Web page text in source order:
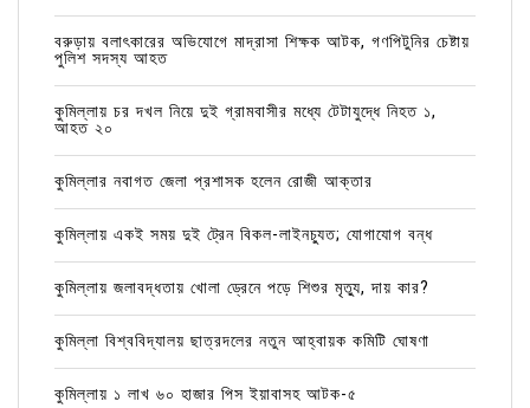
বরুড়ায় বলাৎকারের অভিযোগে মাদ্রাসা শিক্ষক আটক, গণপিটুনির চেষ্টায়
পুলিশ সদস্য আহত
কুমিল্লায় চর দখল নিয়ে দুই গ্রামবাসীর মধ্যে টেটাযুদ্ধে নিহত ১,
আহত ২০
কুমিল্লার নবাগত জেলা প্রশাসক হলেন রোজী আক্তার
কুমিল্লায় একই সময় দুই ট্রেন বিকল-লাইনচ্যুত; যোগাযোগ বন্ধ
কুমিল্লায় জলাবদ্ধতায় খোলা ড্রেনে পড়ে শিশুর মৃত্যু, দায় কার?
কুমিল্লা বিশ্ববিদ্যালয় ছাত্রদলের নতুন আহ্বায়ক কমিটি ঘোষণা
কুমিল্লায় ১ লাখ ৬০ হাজার পিস ইয়াবাসহ আটক-৫